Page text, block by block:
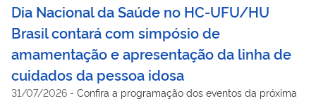
Dia Nacional da Saúde no HC-UFU/HU
Brasil contará com simpósio de
amamentação e apresentação da linha de
cuidados da pessoa idosa
31/07/2026 - Confira a programação dos eventos da próxima